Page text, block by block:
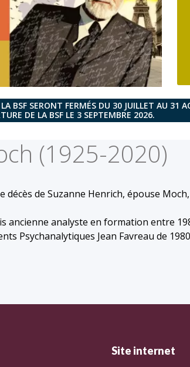
BSF SERONT FERMÉS DU 30 JUILLET AU 31
DE LA BSF LE 3 SEPTEMBRE 2026.
(1925-2020)
décès de Suzanne Henrich, épouse
ancienne analyste en formation entre
Psychanalytiques Jean Favreau de
Site internet